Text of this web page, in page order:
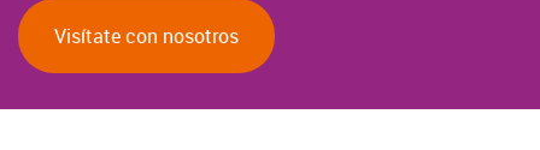
Visítate con nosotros